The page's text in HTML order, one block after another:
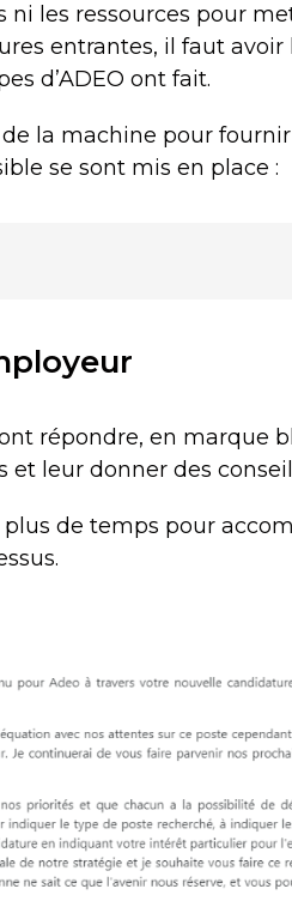
ni les ressources pour
entrantes, il faut avoir
d’ADEO ont fait.
la machine pour
se sont mis en place :
répondre, en marque
leur donner des
plus de temps pour